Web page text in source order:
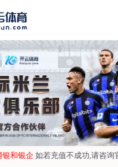
外腐蚀评估（ECDA）
河流穿越段水下机器人腐
泄漏点光纤检测
电流腐蚀检测、评估及干
缝开挖复拍及补强修复
化管道阴极保护设计及运
保护设备